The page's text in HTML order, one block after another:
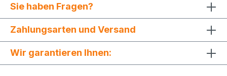
Sie haben Fragen?
Zahlungsarten und Versand
Wir garantieren Ihnen: